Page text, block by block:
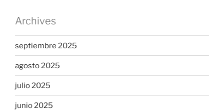
Archives
septiembre 2025
agosto 2025
julio 2025
junio 2025